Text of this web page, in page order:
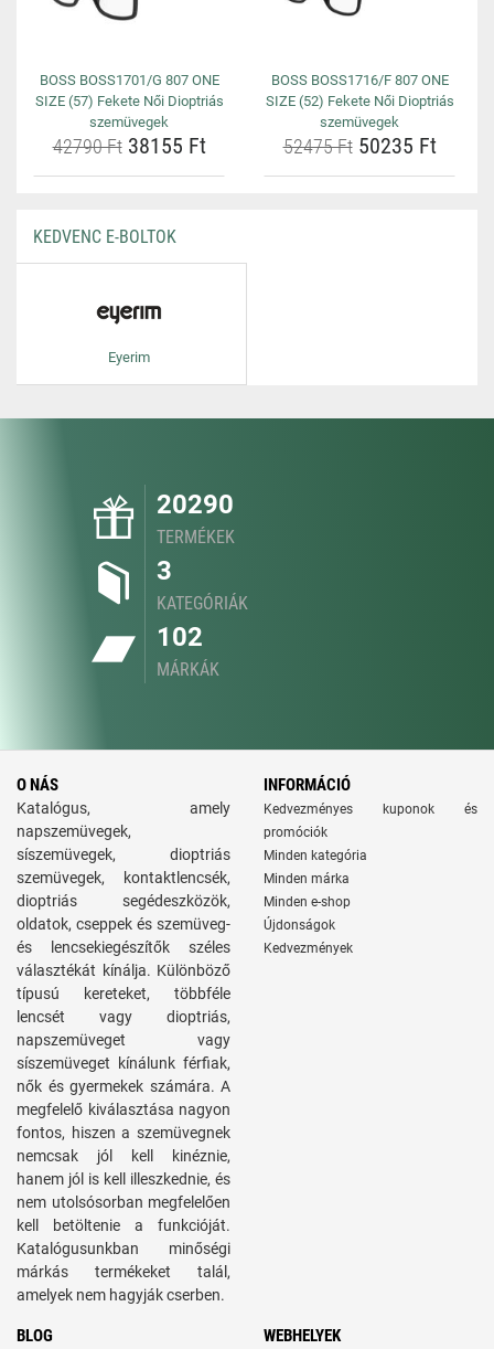
BOSS BOSS1701/G 807 ONE
SIZE (57) Fekete Női Dioptriás
szemüvegek
42790 Ft38155 Ft
BOSS BOSS1716/F 807 ONE
SIZE (52) Fekete Női Dioptriás
szemüvegek
52475 Ft50235 Ft
KEDVENC E-BOLTOK
Eyerim
20290
TERMÉKEK
3
KATEGÓRIÁK
102
MÁRKÁK
O NÁS
Katalógus, amely
napszemüvegek,
síszemüvegek, dioptriás
szemüvegek, kontaktlencsék,
dioptriás segédeszközök,
oldatok, cseppek és szemüveg-
és lencsekiegészítők széles
választékát kínálja. Különböző
típusú kereteket, többféle
lencsét vagy dioptriás,
napszemüveget vagy
síszemüveget kínálunk férfiak,
nők és gyermekek számára. A
megfelelő kiválasztása nagyon
fontos, hiszen a szemüvegnek
nemcsak jól kell kinéznie,
hanem jól is kell illeszkednie, és
nem utolsósorban megfelelően
kell betöltenie a funkcióját.
Katalógusunkban minőségi
márkás termékeket talál,
amelyek nem hagyják cserben.
INFORMÁCIÓ
Kedvezményes kuponok és
promóciók
Minden kategória
Minden márka
Minden e-shop
Újdonságok
Kedvezmények
BLOG WEBHELYEK